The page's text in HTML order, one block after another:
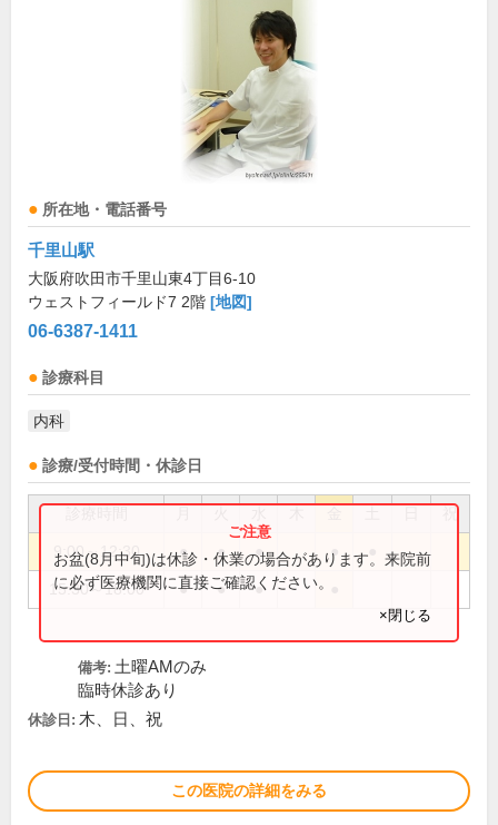
所在地・電話番号
千里山駅
大阪府吹田市千里山東4丁目6-10
ウェストフィールド7 2階 [地図]
06-6387-1411
診療科目
内科
診療/受付時間・休診日
祝
9:00～12:30 ● ● ● ●
15:30～18:00 ● ● ●
お盆(8月中旬)は休診・休業の場合があります。来院前
に必ず医療機関に直接ご確認ください。
×閉じる
備考: 土曜AMのみ
臨時休診あり
休診日: 木、日、祝
この医院の詳細をみる